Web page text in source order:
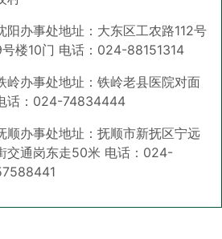
阳办事处地址：大东区工农路112号
楼10门 电话：024-88151314
岭办事处地址：铁岭老县医院对面
话：024-74834444
顺办事处地址：抚顺市新抚区宁远
交通岗东走50米 电话：024-